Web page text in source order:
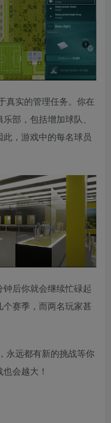
真实的管理任务。你在
部，包括增加球队、
，游戏中的每名球员
后你就会继续忙碌起
赛季，而两名玩家甚
永远都有新的挑战等你
会越大！